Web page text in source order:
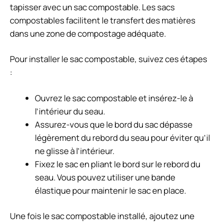
tapisser avec un sac compostable. Les sacs
compostables facilitent le transfert des matières
dans une zone de compostage adéquate.
Pour installer le sac compostable, suivez ces étapes
:
Ouvrez le sac compostable et insérez-le à
l’intérieur du seau.
Assurez-vous que le bord du sac dépasse
légèrement du rebord du seau pour éviter qu’il
ne glisse à l’intérieur.
Fixez le sac en pliant le bord sur le rebord du
seau. Vous pouvez utiliser une bande
élastique pour maintenir le sac en place.
Une fois le sac compostable installé, ajoutez une